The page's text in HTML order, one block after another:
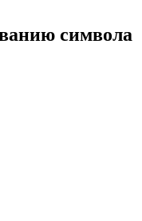
символа